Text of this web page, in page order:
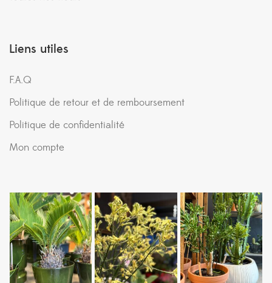
Liens utiles
F.A.Q
Politique de retour et de remboursement
Politique de confidentialité
Mon compte